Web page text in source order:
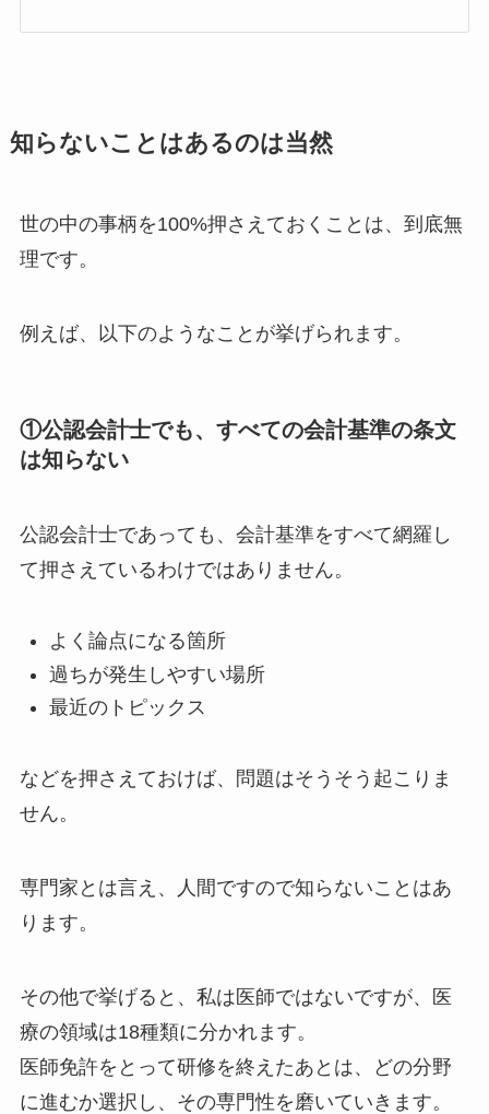
知らないことはあるのは当然
世の中の事柄を100%押さえておくことは、到底無
理です。
例えば、以下のようなことが挙げられます。
①公認会計士でも、すべての会計基準の条文
は知らない
公認会計士であっても、会計基準をすべて網羅し
て押さえているわけではありません。
よく論点になる箇所
過ちが発生しやすい場所
最近のトピックス
などを押さえておけば、問題はそうそう起こりま
せん。
専門家とは言え、人間ですので知らないことはあ
ります。
その他で挙げると、私は医師ではないですが、医
療の領域は18種類に分かれます。
医師免許をとって研修を終えたあとは、どの分野
に進むか選択し、その専門性を磨いていきます。